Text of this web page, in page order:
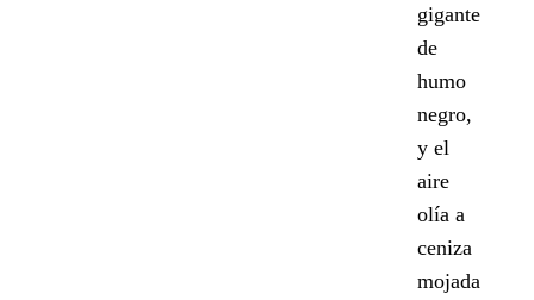
gigante
de
humo
negro,
y el
aire
olía a
ceniza
mojada